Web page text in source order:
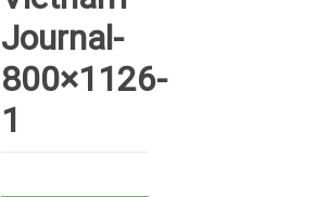
Journal-
800×1126-
1